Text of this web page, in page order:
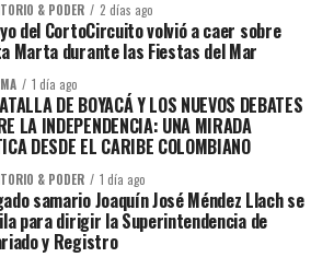
& PODER 2 días ago
del CortoCircuito volvió a caer sobre
Marta durante las Fiestas del Mar
1 día ago
DE BOYACÁ Y LOS NUEVOS DEBATES
LA INDEPENDENCIA: UNA MIRADA
DESDE EL CARIBE COLOMBIANO
& PODER 1 día ago
samario Joaquín José Méndez Llach se
para dirigir la Superintendencia de
y Registro